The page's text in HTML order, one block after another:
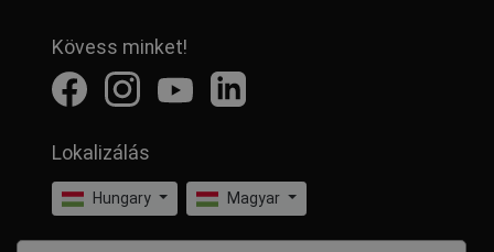
Kövess minket!
Lokalizálás
Hungary Magyar